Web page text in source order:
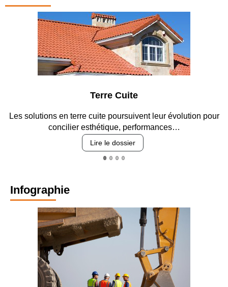
Entre circulation, sécurisation des accès, durabilité des
revêtements et intégration…
Lire le dossier
Infographie